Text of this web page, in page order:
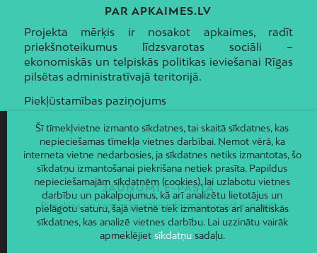
PAR APKAIMES.LV
Projekta mērķis ir nosakot apkaimes, radīt
priekšnoteikumus līdzsvarotas sociāli –
ekonomiskās un telpiskās politikas ieviešanai Rīgas
pilsētas administratīvajā teritorijā.
Piekļūstamības paziņojums
JAUNUMI E-PASTĀ
Piesakies un saņem jaunāko informāciju savā e-pastā!
Šī tīmekļvietne izmanto sīkdatnes, tai skaitā sīkdatnes, kas
nepieciešamas tīmekļa vietnes darbībai. Ņemot vērā, ka
interneta vietne nedarbosies, ja sīkdatnes netiks izmantotas, šo
sīkdatņu izmantošanai piekrišana netiek prasīta. Papildus
nepieciešamajām sīkdatnēm (cookies), lai uzlabotu vietnes
darbību un pakalpojumus, kā arī analizētu lietotājus un
pielāgotu saturu, šajā vietnē tiek izmantotas arī analītiskās
sīkdatnes, kas analizē vietnes darbību. Lai uzzinātu vairāk
apmeklējiet sīkdatņusadaļu.